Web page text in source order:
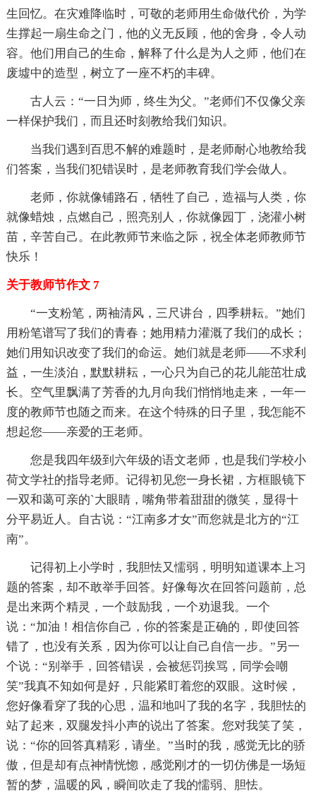
生回忆。在灾难降临时，可敬的老师用生命做代价，为学
生撑起一扇生命之门，他的义无反顾，他的舍身，令人动
容。他们用自己的生命，解释了什么是为人之师，他们在
废墟中的造型，树立了一座不朽的丰碑。
古人云：“一日为师，终生为父。”老师们不仅像父亲
一样保护我们，而且还时刻教给我们知识。
当我们遇到百思不解的难题时，是老师耐心地教给我
们答案，当我们犯错误时，是老师教育我们学会做人。
老师，你就像铺路石，牺牲了自己，造福与人类，你
就像蜡烛，点燃自己，照亮别人，你就像园丁，浇灌小树
苗，辛苦自己。在此教师节来临之际，祝全体老师教师节
快乐！
关于教师节作文 7
“一支粉笔，两袖清风，三尺讲台，四季耕耘。”她们
用粉笔谱写了我们的青春；她用精力灌溉了我们的成长；
她们用知识改变了我们的命运。她们就是老师——不求利
益，一生淡泊，默默耕耘，一心只为自己的花儿能茁壮成
长。空气里飘满了芳香的九月向我们悄悄地走来，一年一
度的教师节也随之而来。在这个特殊的日子里，我怎能不
想起您——亲爱的王老师。
您是我四年级到六年级的语文老师，也是我们学校小
荷文学社的指导老师。记得初见您一身长裙，方框眼镜下
一双和蔼可亲的`大眼睛，嘴角带着甜甜的微笑，显得十
分平易近人。自古说：“江南多才女”而您就是北方的“江
南”。
记得初上小学时，我胆怯又懦弱，明明知道课本上习
题的答案，却不敢举手回答。好像每次在回答问题前，总
是出来两个精灵，一个鼓励我，一个劝退我。一个
说：“加油！相信你自己，你的答案是正确的，即使回答
错了，也没有关系，因为你可以让自己自信一步。”另一
个说：“别举手，回答错误，会被惩罚挨骂，同学会嘲
笑”我真不知如何是好，只能紧盯着您的双眼。这时候，
您好像看穿了我的心思，温和地叫了我的名字，我胆怯的
站了起来，双腿发抖小声的说出了答案。您对我笑了笑，
说：“你的回答真精彩，请坐。”当时的我，感觉无比的骄
傲，但是却有点神情恍惚，感觉刚才的一切仿佛是一场短
暂的梦，温暖的风，瞬间吹走了我的懦弱、胆怯。